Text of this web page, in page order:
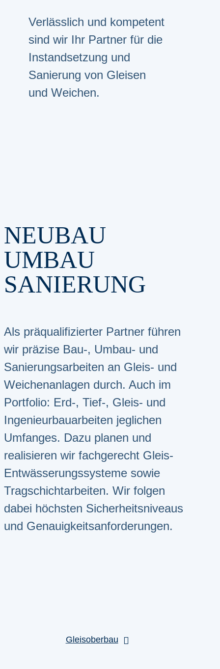
Verlässlich und kompetent
sind wir Ihr Partner für die
Instandsetzung und
Sanierung von Gleisen
und Weichen.
NEUBAU
UMBAU
SANIERUNG
Als präqualifizierter Partner führen
wir präzise Bau-, Umbau- und
Sanierungsarbeiten an Gleis- und
Weichenanlagen durch. Auch im
Portfolio: Erd-, Tief-, Gleis- und
Ingenieurbauarbeiten jeglichen
Umfanges. Dazu planen und
realisieren wir fachgerecht Gleis-
Entwässerungssysteme sowie
Tragschichtarbeiten. Wir folgen
dabei höchsten Sicherheitsniveaus
und Genauigkeitsanforderungen.
Gleisoberbau